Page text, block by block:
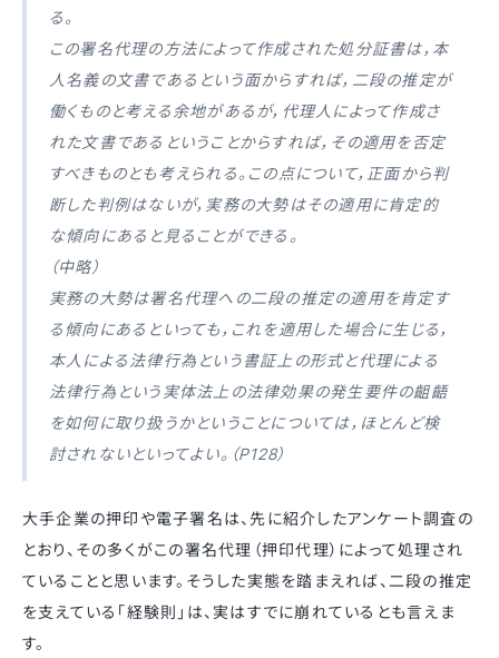
る。
この署名代理の方法によって作成された処分証書は，本
人名義の文書であるという面からすれば，二段の推定が
働くものと考える余地があるが，代理人によって作成さ
れた文書であるということからすれば，その適用を否定
すべきものとも考えられる。この点について，正面から判
断した判例はないが，実務の大勢はその適用に肯定的
な傾向にあると見ることができる。
（中略）
実務の大勢は署名代理への二段の推定の適用を肯定す
る傾向にあるといっても，これを適用した場合に生じる，
本人による法律行為という書証上の形式と代理による
法律行為という実体法上の法律効果の発生要件の齟齬
を如何に取り扱うかということについては，ほとんど検
討されないといってよい。（P128）
大手企業の押印や電子署名は、先に紹介したアンケート調査の
とおり、その多くがこの署名代理（押印代理）によって処理され
ていることと思います。そうした実態を踏まえれば、二段の推定
を支えている「経験則」は、実はすでに崩れているとも言えま
す。